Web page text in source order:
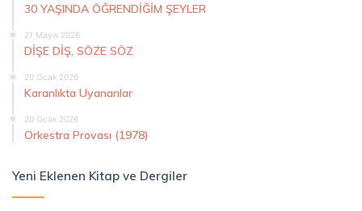
30 YAŞINDA ÖĞRENDİĞİM ŞEYLER
21 Mayıs 2026
DİŞE DİŞ, SÖZE SÖZ
20 Ocak 2026
Karanlıkta Uyananlar
20 Ocak 2026
Orkestra Provası (1978)
Yeni Eklenen Kitap ve Dergiler